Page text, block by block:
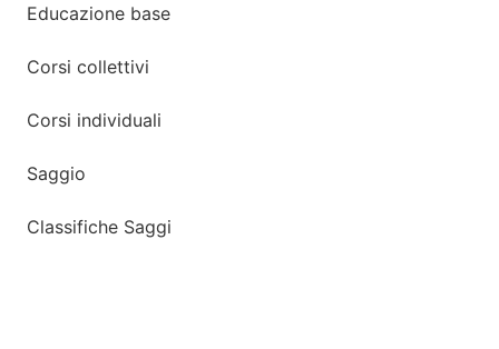
Educazione base
Corsi collettivi
Corsi individuali
Saggio
Classifiche Saggi